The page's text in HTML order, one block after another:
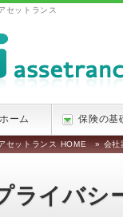
セットランス
ホーム 保険の基
セットランス HOME » 会社
ライバシ